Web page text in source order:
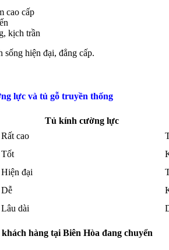
cao cấp
kịch trần
sống hiện đại, đẳng cấp.
lực và tủ gỗ truyền thống
Tủ kính cường lực
Rất cao
Tốt
Hiện đại
Dễ
Lâu dài
khách hàng tại Biên Hòa đang chuyển